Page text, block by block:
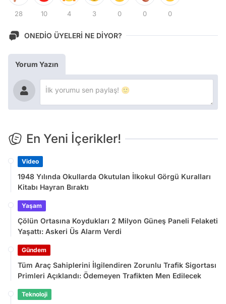
28 10 4 3 0 0 0
ONEDİO ÜYELERİ NE DİYOR?
Yorum Yazın
En Yeni İçerikler!
Video
1948 Yılında Okullarda Okutulan İlkokul Görgü Kuralları
Kitabı Hayran Bıraktı
Yaşam
Çölün Ortasına Koydukları 2 Milyon Güneş Paneli Felaketi
Yaşattı: Askeri Üs Alarm Verdi
Gündem
Tüm Araç Sahiplerini İlgilendiren Zorunlu Trafik Sigortası
Primleri Açıklandı: Ödemeyen Trafikten Men Edilecek
Teknoloji